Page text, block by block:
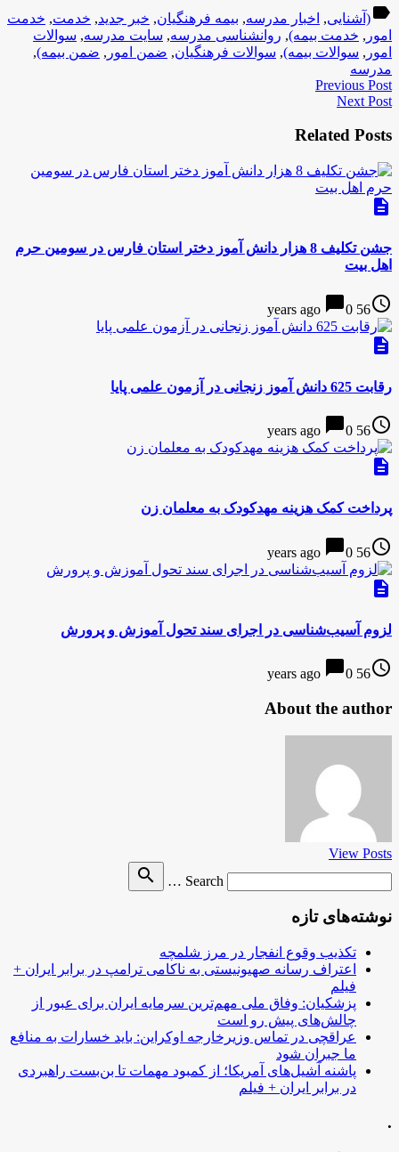
label(آشنایی, اخبار مدرسه, بیمه فرهنگیان, خبر جدید, خدمت, خدمت
امور , خدمت بیمه), روانشناسی مدرسه, سایت مدرسه, سوالات
امور , سوالات بیمه), سوالات فرهنگیان, ضمن امور , ضمن بیمه),
مدرسه
Previous Post
Next Post
Related Posts
description
جشن تکلیف 8 هزار دانش آموز دختر استان فارس در سومین حرم
اهل بیت
access_time
56 years ago
chat_bubble0
description
رقابت 625 دانش آموز زنجانی در آزمون علمی پایا
access_time
56 years ago
chat_bubble0
description
پرداخت کمک هزینه مهدکودک به معلمان زن
access_time
56 years ago
chat_bubble0
description
لزوم آسیب‌شناسی در اجرای سند تحول آموزش و پرورش
access_time
56 years ago
chat_bubble0
About the author
View Posts
Search …
search
نوشته‌های تازه
تکذیب وقوع انفجار در مرز شلمچه
اعتراف رسانه صهیونیستی به ناکامی ترامپ در برابر ایران +
فیلم
پزشکیان: وفاق ملی مهم‌ترین سرمایه ایران برای عبور از
چالش‌های پیش رو است
عراقچی در تماس وزیرخارجه اوکراین: باید خسارات به منافع
ما جبران شود
پاشنه آشیل‌های آمریکا؛ از کمبود مهمات تا بن‌بست راهبردی
در برابر ایران + فیلم
.